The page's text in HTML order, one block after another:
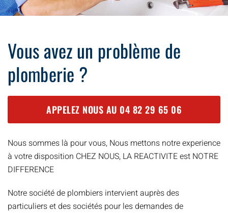
Vous avez un problème de
plomberie ?
APPELEZ NOUS AU 04 82 29 65 06
Nous sommes là pour vous, Nous mettons notre experience
à votre disposition CHEZ NOUS, LA REACTIVITE est NOTRE
DIFFERENCE
Notre société de plombiers intervient auprès des
particuliers et des sociétés pour les demandes de